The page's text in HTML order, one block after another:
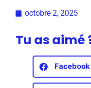
octobre 2, 2025
Tu as aimé
Facebook